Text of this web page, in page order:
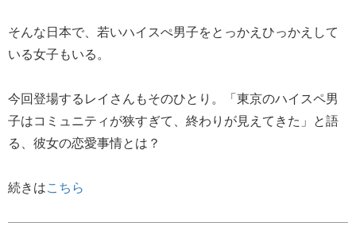
そんな日本で、若いハイスぺ男子をとっかえひっかえして
いる女子もいる。
今回登場するレイさんもそのひとり。「東京のハイスペ男
子はコミュニティが狭すぎて、終わりが見えてきた」と語
る、彼女の恋愛事情とは？
続きはこちら